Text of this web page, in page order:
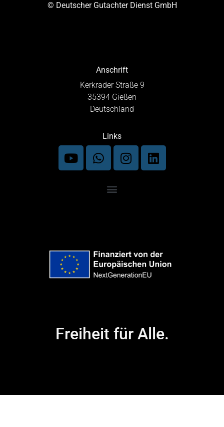
© Deutscher Gutachter Dienst GmbH
Anschrift
Kerkrader Straße 9
35394 Gießen
Deutschland
Links
Freiheit für Alle.